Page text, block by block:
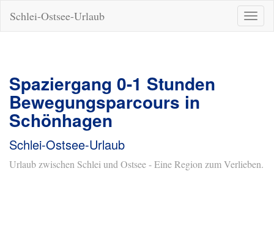
ein-/
Schlei-Ostsee-Urlaub
Spaziergang 0-1 Stunden
Bewegungsparcours in
Schönhagen
Schlei-Ostsee-Urlaub
Urlaub zwischen Schlei und Ostsee - Eine Region zum Verlieben.